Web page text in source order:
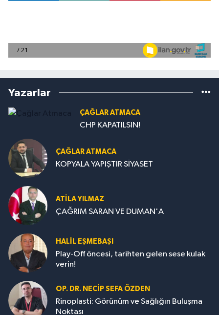
Yazarlar
ÇAĞLAR ATMACA
CHP KAPATILSIN!
ÇAĞLAR ATMACA
KOPYALA YAPIŞTIR SİYASET
ATILA YILMAZ
ÇAĞRIM SARAN VE DUMAN'A
HALIL EŞMEBAŞI
Play-Off öncesi, tarihten gelen sese kulak
verin!
OP. DR. NECIP SEFA ÖZDEN
Rinoplasti: Görünüm ve Sağlığın Buluşma
Noktası